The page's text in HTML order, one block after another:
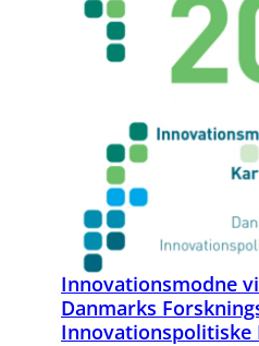
Innovationsmodne
Danmarks
Innovationspolitiske